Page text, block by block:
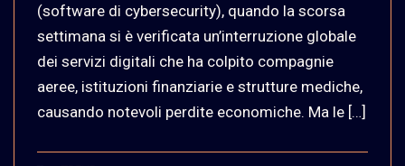
(software di cybersecurity), quando la scorsa
settimana si è verificata un’interruzione globale
dei servizi digitali che ha colpito compagnie
aeree, istituzioni finanziarie e strutture mediche,
causando notevoli perdite economiche. Ma le […]